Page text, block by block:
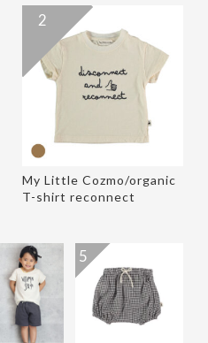
My Little Cozmo/organic
T-shirt reconnect
2
5